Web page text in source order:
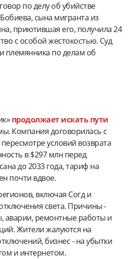
по делу об убийстве
сына мигранта из
приютившая его, получила 24
с особой жестокостью. Суд
племянника по делам об
продолжает искать пути
Компания договорилась с
условий возврата
в $297 млн перед
до 2033 года, тариф на
почти вдвое.
включая Согд и
света. Причины -
аварии, ремонтные работы и
Жители жалуются на
бизнес - на убытки
и интернетом.